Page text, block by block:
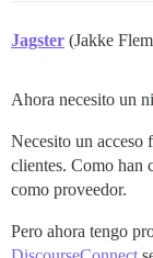
Jagster (Jakke
Ahora necesito un
Necesito un acceso
clientes. Como han
como proveedor.
Pero ahora tengo